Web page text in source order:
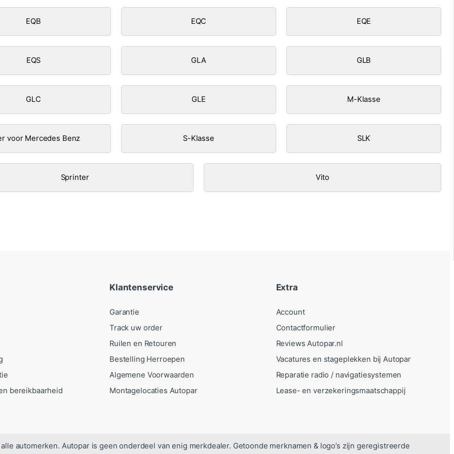
EQB EQC EQE
EQS GLA GLB
GLC GLE M-Klasse
voor Mercedes Benz S-Klasse SLK
Sprinter Vito
bereikbaarheid
Klantenservice
Garantie
Track uw order
Ruilen en Retouren
Bestelling Herroepen
Algemene Voorwaarden
Montagelocaties Autopar
Extra
Account
Contactformulier
Reviews Autopar.nl
Vacatures en stageplekken bij Autopar
Reparatie radio / navigatiesystemen
Lease- en verzekeringsmaatschappij
automerken. Autopar is geen onderdeel van enig merkdealer. Getoonde merknamen & logo’s zijn geregistreerde